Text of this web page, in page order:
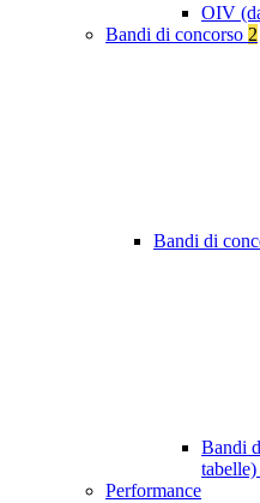
OIV
Bandi di concorso 2
Bandi di
Bandi
tabelle)
Performance